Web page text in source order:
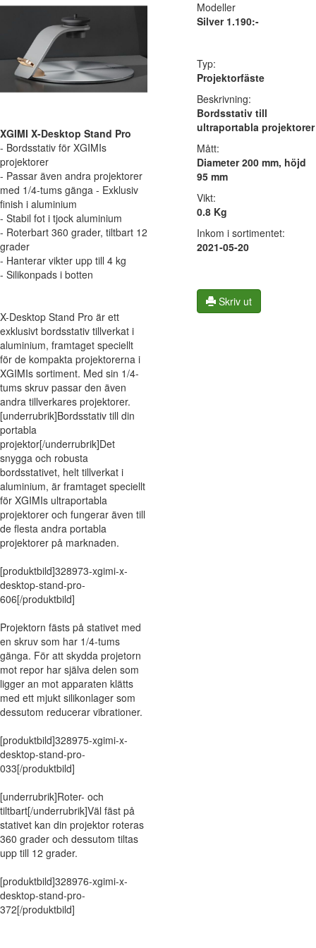
XGIMI X-Desktop Stand Pro
- Bordsstativ för XGIMIs
projektorer
- Passar även andra projektorer
med 1/4-tums gänga - Exklusiv
finish i aluminium
- Stabil fot i tjock aluminium
- Roterbart 360 grader, tiltbart 12
grader
- Hanterar vikter upp till 4 kg
- Silikonpads i botten
X-Desktop Stand Pro är ett
exklusivt bordsstativ tillverkat i
aluminium, framtaget speciellt
för de kompakta projektorerna i
XGIMIs sortiment. Med sin 1/4-
tums skruv passar den även
andra tillverkares projektorer.
[underrubrik]Bordsstativ till din
portabla
projektor[/underrubrik]Det
snygga och robusta
bordsstativet, helt tillverkat i
aluminium, är framtaget speciellt
för XGIMIs ultraportabla
projektorer och fungerar även till
de flesta andra portabla
projektorer på marknaden.
[produktbild]328973-xgimi-x-
desktop-stand-pro-
606[/produktbild]
Projektorn fästs på stativet med
en skruv som har 1/4-tums
gänga. För att skydda projetorn
mot repor har själva delen som
ligger an mot apparaten klätts
med ett mjukt silikonlager som
dessutom reducerar vibrationer.
[produktbild]328975-xgimi-x-
desktop-stand-pro-
033[/produktbild]
[underrubrik]Roter- och
tiltbart[/underrubrik]Väl fäst på
stativet kan din projektor roteras
360 grader och dessutom tiltas
upp till 12 grader.
[produktbild]328976-xgimi-x-
desktop-stand-pro-
372[/produktbild]
Modeller
Silver 1.190:-
Typ:
Projektorfäste
Beskrivning:
Bordsstativ till
ultraportabla projektorer
Mått:
Diameter 200 mm, höjd
95 mm
Vikt:
0.8 Kg
Inkom i sortimentet:
2021-05-20
Skriv ut